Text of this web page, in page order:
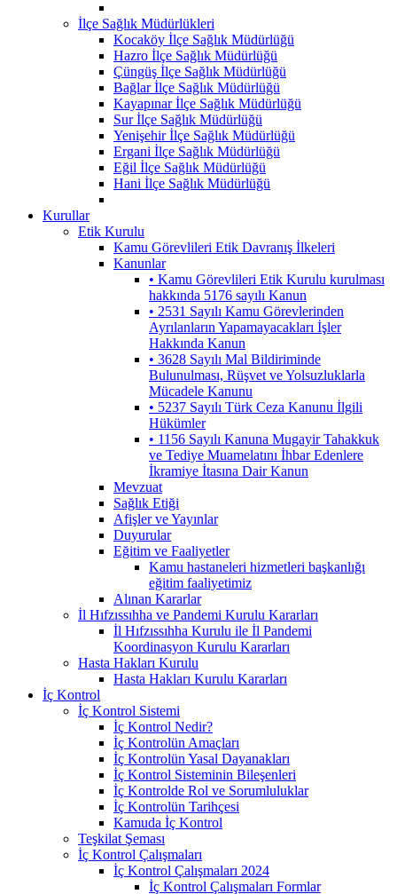
İlçe Sağlık Müdürlükleri
Kocaköy İlçe Sağlık Müdürlüğü
Hazro İlçe Sağlık Müdürlüğü
Çüngüş İlçe Sağlık Müdürlüğü
Bağlar İlçe Sağlık Müdürlüğü
Kayapınar İlçe Sağlık Müdürlüğü
Sur İlçe Sağlık Müdürlüğü
Yenişehir İlçe Sağlık Müdürlüğü
Ergani İlçe Sağlık Müdürlüğü
Eğil İlçe Sağlık Müdürlüğü
Hani İlçe Sağlık Müdürlüğü
Kurullar
Etik Kurulu
Kamu Görevlileri Etik Davranış İlkeleri
Kanunlar
• Kamu Görevlileri Etik Kurulu kurulması
hakkında 5176 sayılı Kanun
• 2531 Sayılı Kamu Görevlerinden
Ayrılanların Yapamayacakları İşler
Hakkında Kanun
• 3628 Sayılı Mal Bildiriminde
Bulunulması, Rüşvet ve Yolsuzluklarla
Mücadele Kanunu
• 5237 Sayılı Türk Ceza Kanunu İlgili
Hükümler
• 1156 Sayılı Kanuna Mugayir Tahakkuk
ve Tediye Muamelatını İhbar Edenlere
İkramiye İtasına Dair Kanun
Mevzuat
Sağlık Etiği
Afişler ve Yayınlar
Duyurular
Eğitim ve Faaliyetler
Kamu hastaneleri hizmetleri başkanlığı
eğitim faaliyetimiz
Alınan Kararlar
İl Hıfzıssıhha ve Pandemi Kurulu Kararları
İl Hıfzıssıhha Kurulu ile İl Pandemi
Koordinasyon Kurulu Kararları
Hasta Hakları Kurulu
Hasta Hakları Kurulu Kararları
İç Kontrol
İç Kontrol Sistemi
İç Kontrol Nedir?
İç Kontrolün Amaçları
İç Kontrolün Yasal Dayanakları
İç Kontrol Sisteminin Bileşenleri
İç Kontrolde Rol ve Sorumluluklar
İç Kontrolün Tarihçesi
Kamuda İç Kontrol
Teşkilat Şeması
İç Kontrol Çalışmaları
İç Kontrol Çalışmaları 2024
İç Kontrol Çalışmaları Formlar